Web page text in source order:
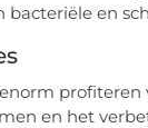
en
en het